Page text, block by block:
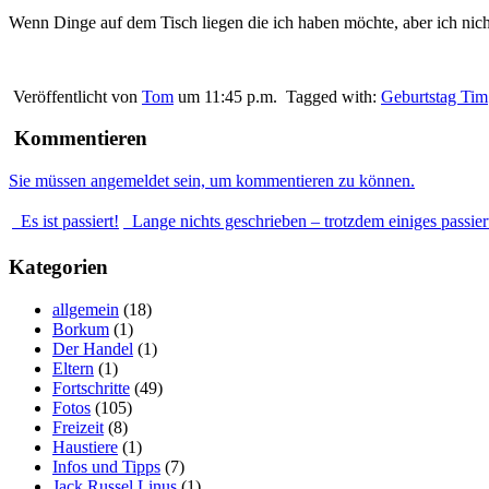
Wenn Dinge auf dem Tisch liegen die ich haben möchte, aber ich
Veröffentlicht von Tom um 11:45 p.m. Tagged with: Geburtstag Tim
Kommentieren
Sie müssen angemeldet sein, um kommentieren zu können.
Es ist passiert! Lange nichts geschrieben – trotzdem einiges
Kategorien
allgemein (18)
Borkum (1)
Der Handel (1)
Eltern (1)
Fortschritte (49)
Fotos (105)
Freizeit (8)
Haustiere (1)
Infos und Tipps (7)